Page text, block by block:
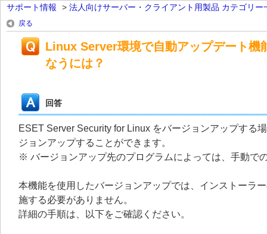
サポート情報 > 法人向けサーバー・クライアント用製品 カテゴリー
戻る
Linux Server環境で自動アップデート機
なうには？
回答
ESET Server Security for Linux をバージョンアップする
ジョンアップすることができます。
※ バージョンアップ先のプログラムによっては、手動で
本機能を使用したバージョンアップでは、インストーラ
施する必要がありません。
詳細の手順は、以下をご確認ください。